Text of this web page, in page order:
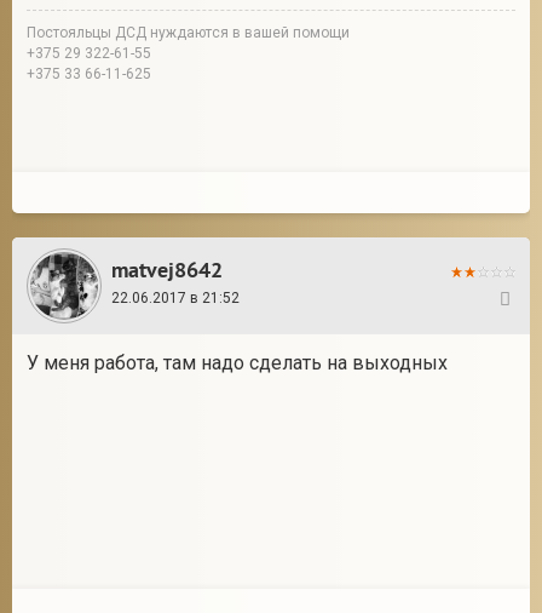
Постояльцы ДСД нуждаются в вашей помощи
+375 29 322-61-55
+375 33 66-11-625
matvej8642
22.06.2017 в 21:52
У меня работа, там надо сделать на выходных